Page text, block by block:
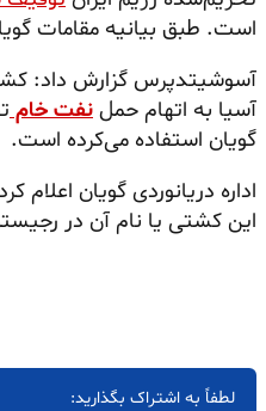
است. طبق بیانیه مقامات
آسوشیتدپرس گزارش داد:
آسیا به اتهام حمل نفت خام
گویان استفاده می‌کرده است.
اداره دریانوردی گویان
این کشتی یا نام آن در
لطفاً به اشتراک بگذارید: